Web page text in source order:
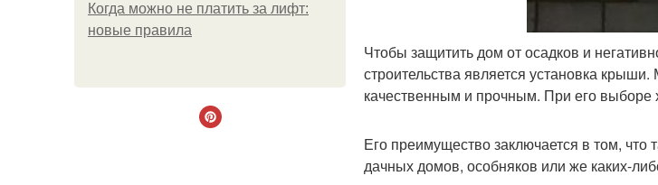
Когда можно не платить за лифт:
новые правила
Чтобы защитить дом от осадков и
строительства является установка
качественным и прочным. При его
Его преимущество заключается в том,
дачных домов, особняков или же каких-